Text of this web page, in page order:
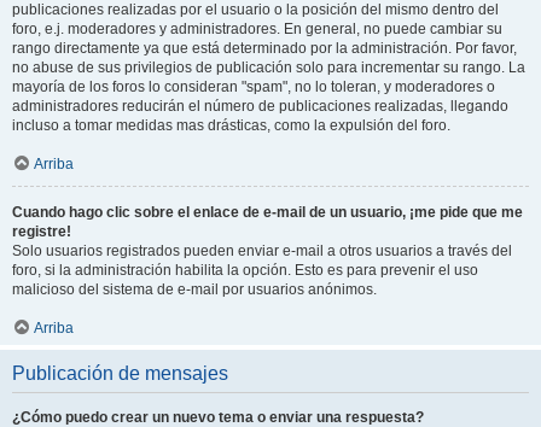
publicaciones realizadas por el usuario o la posición del mismo dentro del
foro, e.j. moderadores y administradores. En general, no puede cambiar su
rango directamente ya que está determinado por la administración. Por favor,
no abuse de sus privilegios de publicación solo para incrementar su rango. La
mayoría de los foros lo consideran "spam", no lo toleran, y moderadores o
administradores reducirán el número de publicaciones realizadas, llegando
incluso a tomar medidas mas drásticas, como la expulsión del foro.
Arriba
Cuando hago clic sobre el enlace de e-mail de un usuario, ¡me pide que me
registre!
Solo usuarios registrados pueden enviar e-mail a otros usuarios a través del
foro, si la administración habilita la opción. Esto es para prevenir el uso
malicioso del sistema de e-mail por usuarios anónimos.
Arriba
Publicación de mensajes
¿Cómo puedo crear un nuevo tema o enviar una respuesta?